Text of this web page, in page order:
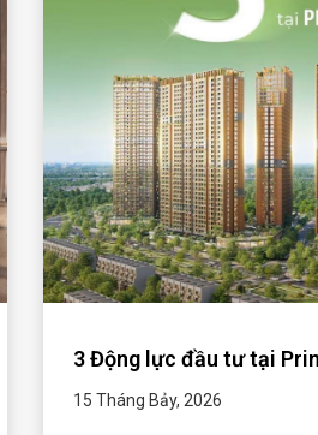
3 Động lực đầu tư tại
15 Tháng Bảy, 2026